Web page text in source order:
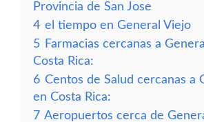
Provincia de San Jose
4 el tiempo en General Viejo
5 Farmacias cercanas a
Costa Rica:
6 Centos de Salud cercanas a
en Costa Rica:
7 Aeropuertos cerca de